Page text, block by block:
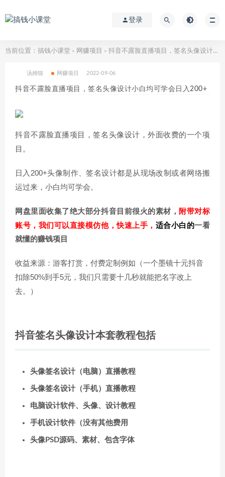
登录
当前位置： 搞钱小课堂 > 网赚项目 > 抖音不露脸直播项目，签名头像设计小白均可学会日入200+
汤姆猫 网赚项目 2022-09-06
抖音不露脸直播项目，签名头像设计小白均可学会日入200+
抖音不露脸直播项目，签名头像设计，外面收费的一个项
目。
日入200+头像制作、签名设计都是从现场改制或者网络搬
运过来，小白均可学会。
网盘里面收集了绝大部分抖音目前很火的素材， 附带对标
账号，我们可以直接模仿他，快速上手， 适合小白的一看
就懂的赚钱项目
收益来源：游客打赏，付费定制例如（一个墨镜十元抖音
扣除50%到手5元，我们只需要十几秒就能把名字改上
去。）
抖音签名头像设计本套教程包括
头像签名设计（电脑）直播教程
头像签名设计（手机）直播教程
电脑设计软件、头像、设计教程
手机设计软件（没有其他费用
头像PSD源码、素材、包含字体